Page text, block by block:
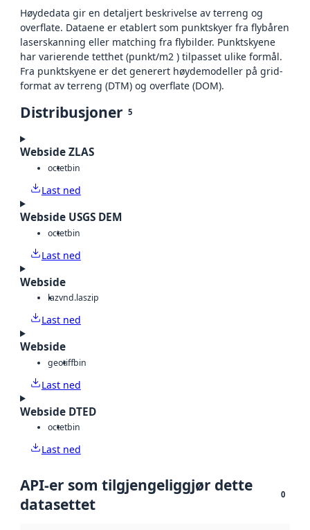
Høydedata gir en detaljert beskrivelse av terreng og
overflate. Dataene er etablert som punktskyer fra flybåren
laserskanning eller matching fra flybilder. Punktskyene
har varierende tetthet (punkt/m2 ) tilpasset ulike formål.
Fra punktskyene er det generert høydemodeller på grid-
format av terreng (DTM) og overflate (DOM).
Distribusjoner 5
Webside ZLAS
octetbin
Last ned
Webside USGS DEM
octetbin
Last ned
Webside
lazvnd.laszip
Last ned
Webside
geotiffbin
Last ned
Webside DTED
octetbin
Last ned
API-er som tilgjengeliggjør dette
datasettet
0